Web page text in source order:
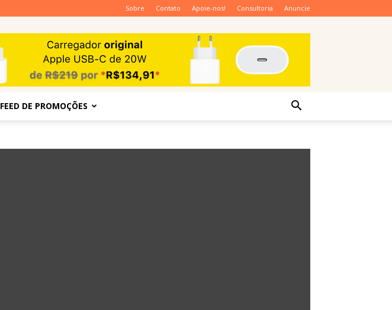
Sobre Contato Apoie-nos! Consultoria Anuncie
FEED DE PROMOÇÕES